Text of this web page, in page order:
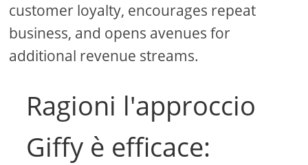
customer loyalty, encourages repeat
business, and opens avenues for
additional revenue streams.
Ragioni l'approccio
Giffy è efficace: